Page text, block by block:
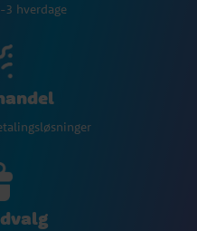
3 hverdage